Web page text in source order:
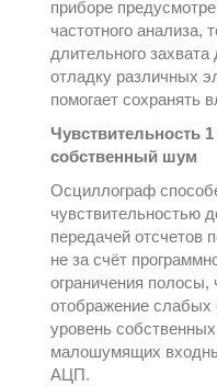
приборе
частотного анализа,
длительного
отладку различных
помогает сохранять
Чувствительность
собственный шум
Осциллограф
чувствительностью
передачей отсчетов
не за счёт
ограничения полосы,
отображение слабых
уровень
малошумящих
АЦП.